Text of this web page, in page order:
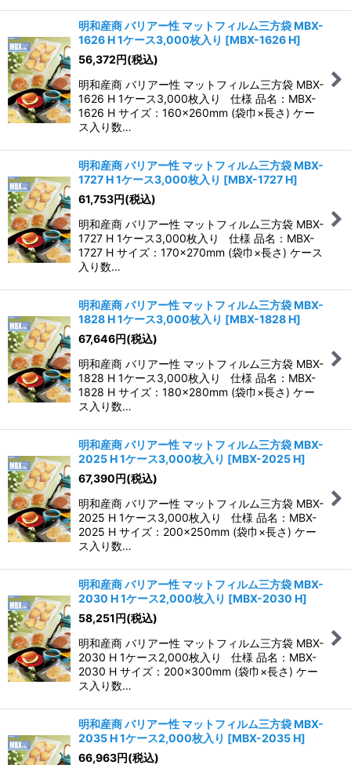
明和産商 バリアー性 マットフィルム三方袋 MBX-
1626 H 1ケース3,000枚入り [MBX-1626 H]
56,372円(税込)
明和産商 バリアー性 マットフィルム三方袋 MBX-
1626 H 1ケース3,000枚入り 仕様 品名：MBX-
1626 H サイズ：160×260mm (袋巾×長さ) ケー
ス入り数…
明和産商 バリアー性 マットフィルム三方袋 MBX-
1727 H 1ケース3,000枚入り [MBX-1727 H]
61,753円(税込)
明和産商 バリアー性 マットフィルム三方袋 MBX-
1727 H 1ケース3,000枚入り 仕様 品名：MBX-
1727 H サイズ：170×270mm (袋巾×長さ) ケース
入り数…
明和産商 バリアー性 マットフィルム三方袋 MBX-
1828 H 1ケース3,000枚入り [MBX-1828 H]
67,646円(税込)
明和産商 バリアー性 マットフィルム三方袋 MBX-
1828 H 1ケース3,000枚入り 仕様 品名：MBX-
1828 H サイズ：180×280mm (袋巾×長さ) ケー
ス入り数…
明和産商 バリアー性 マットフィルム三方袋 MBX-
2025 H 1ケース3,000枚入り [MBX-2025 H]
67,390円(税込)
明和産商 バリアー性 マットフィルム三方袋 MBX-
2025 H 1ケース3,000枚入り 仕様 品名：MBX-
2025 H サイズ：200×250mm (袋巾×長さ) ケー
ス入り数…
明和産商 バリアー性 マットフィルム三方袋 MBX-
2030 H 1ケース2,000枚入り [MBX-2030 H]
58,251円(税込)
明和産商 バリアー性 マットフィルム三方袋 MBX-
2030 H 1ケース2,000枚入り 仕様 品名：MBX-
2030 H サイズ：200×300mm (袋巾×長さ) ケー
ス入り数…
明和産商 バリアー性 マットフィルム三方袋 MBX-
2035 H 1ケース2,000枚入り [MBX-2035 H]
66,963円(税込)